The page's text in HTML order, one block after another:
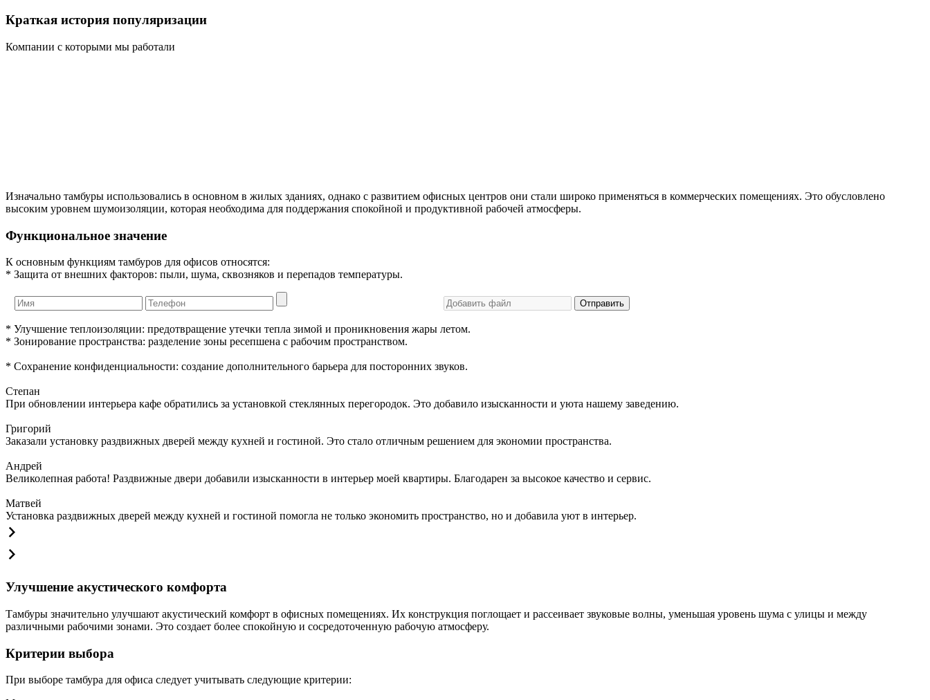
Краткая история популяризации
Компании с которыми мы работали
Изначально тамбуры использовались в основном в жилых зданиях, однако с развитием офисных центров они стали широко применяться в коммерческих помещениях. Это обусловлено
высоким уровнем шумоизоляции, которая необходима для поддержания спокойной и продуктивной рабочей атмосферы.
Функциональное значение
К основным функциям тамбуров для офисов относятся:
* Защита от внешних факторов: пыли, шума, сквозняков и перепадов температуры.
Отправить
* Улучшение теплоизоляции: предотвращение утечки тепла зимой и проникновения жары летом.
* Зонирование пространства: разделение зоны ресепшена с рабочим пространством.
* Сохранение конфиденциальности: создание дополнительного барьера для посторонних звуков.
Степан
При обновлении интерьера кафе обратились за установкой стеклянных перегородок. Это добавило изысканности и уюта нашему заведению.
Григорий
Заказали установку раздвижных дверей между кухней и гостиной. Это стало отличным решением для экономии пространства.
Андрей
Великолепная работа! Раздвижные двери добавили изысканности в интерьер моей квартиры. Благодарен за высокое качество и сервис.
Матвей
Установка раздвижных дверей между кухней и гостиной помогла не только экономить пространство, но и добавила уют в интерьер.
Улучшение акустического комфорта
Тамбуры значительно улучшают акустический комфорт в офисных помещениях. Их конструкция поглощает и рассеивает звуковые волны, уменьшая уровень шума с улицы и между
различными рабочими зонами. Это создает более спокойную и сосредоточенную рабочую атмосферу.
Критерии выбора
При выборе тамбура для офиса следует учитывать следующие критерии: